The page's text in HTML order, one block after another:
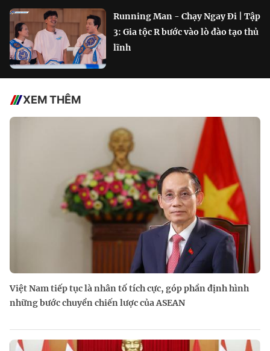
Running Man - Chạy Ngay Đi | Tập
3: Gia tộc R bước vào lò đào tạo thủ
lĩnh
XEM THÊM
Việt Nam tiếp tục là nhân tố tích cực, góp phần định hình
những bước chuyển chiến lược của ASEAN